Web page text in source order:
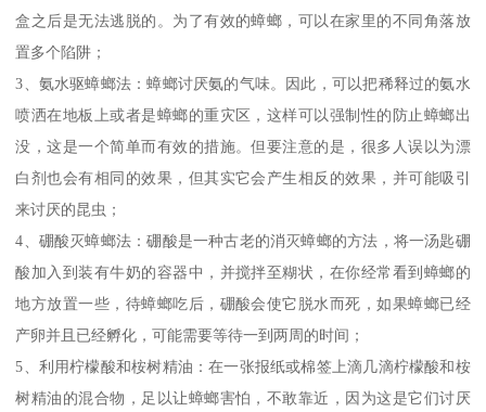
盒之后是无法逃脱的。为了有效的蟑螂，可以在家里的不同角落放
置多个陷阱；
3、氨水驱蟑螂法：蟑螂讨厌氨的气味。因此，可以把稀释过的氨水
喷洒在地板上或者是蟑螂的重灾区，这样可以强制性的防止蟑螂出
没，这是一个简单而有效的措施。但要注意的是，很多人误以为漂
白剂也会有相同的效果，但其实它会产生相反的效果，并可能吸引
来讨厌的昆虫；
4、硼酸灭蟑螂法：硼酸是一种古老的消灭蟑螂的方法，将一汤匙硼
酸加入到装有牛奶的容器中，并搅拌至糊状，在你经常看到蟑螂的
地方放置一些，待蟑螂吃后，硼酸会使它脱水而死，如果蟑螂已经
产卵并且已经孵化，可能需要等待一到两周的时间；
5、利用柠檬酸和桉树精油：在一张报纸或棉签上滴几滴柠檬酸和桉
树精油的混合物，足以让蟑螂害怕，不敢靠近，因为这是它们讨厌